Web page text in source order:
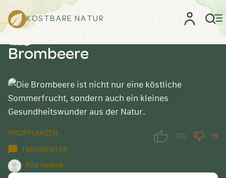
KOSTBARE NATUR
Brombeere
WILDPFLANZEN
1 KOMMENTAR
Rita Helene
776 19